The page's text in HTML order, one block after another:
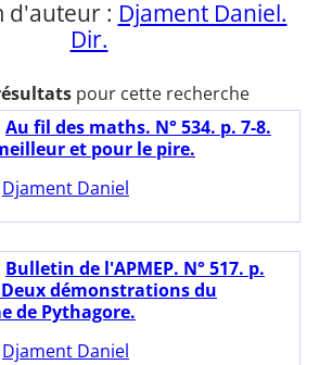
d'auteur : Djament Daniel.
Dir.
pour cette recherche
Au fil des maths. N° 534. p. 7-8.
et pour le pire.
Djament Daniel
Bulletin de l'APMEP. N° 517. p.
Deux démonstrations du
de Pythagore.
Djament Daniel